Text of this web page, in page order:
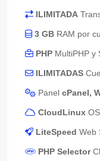
ILIMITADA
3 GB RAM por
PHP MultiPHP y
ILIMITADAS
Panel cPanel,
CloudLinux OS
LiteSpeed Web
PHP Selector